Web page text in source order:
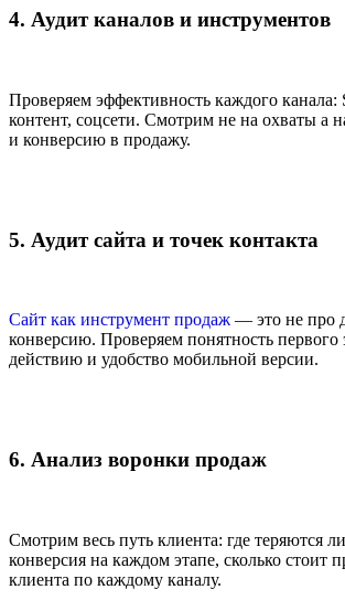
4. Аудит каналов и инструментов
Проверяем эффективность каждого канала:
контент, соцсети. Смотрим не на охваты а
и конверсию в продажу.
5. Аудит сайта и точек контакта
Сайт как инструмент продаж — это не про
конверсию. Проверяем понятность
действию и удобство мобильной версии.
6. Анализ воронки продаж
Смотрим весь путь клиента: где теряются
конверсия на каждом этапе, сколько стоит
клиента по каждому каналу.